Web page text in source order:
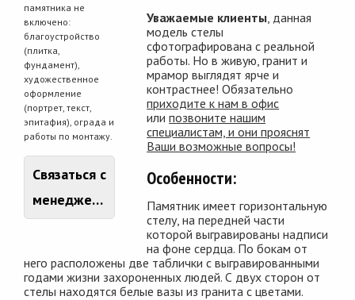
памятника не
включено:
благоустройство
(плитка,
фундамент),
художественное
оформление
(портрет, текст,
эпитафия), ограда и
работы по монтажу.
Связаться с
менеджером
Уважаемые клиенты , данная
модель стелы
сфотографирована с реальной
работы. Но в живую, гранит и
мрамор выглядят ярче и
контрастнее! Обязательно
приходите к нам в офис
илипозвоните нашим
специалистам, и они прояснят
Ваши возможные вопросы!
Особенности:
Памятник имеет горизонтальную
стелу, на передней части
которой выгравированы надписи
на фоне сердца. По бокам от
него расположены две таблички с выгравированными
годами жизни захороненных людей. С двух сторон от
стелы находятся белые вазы из гранита с цветами.